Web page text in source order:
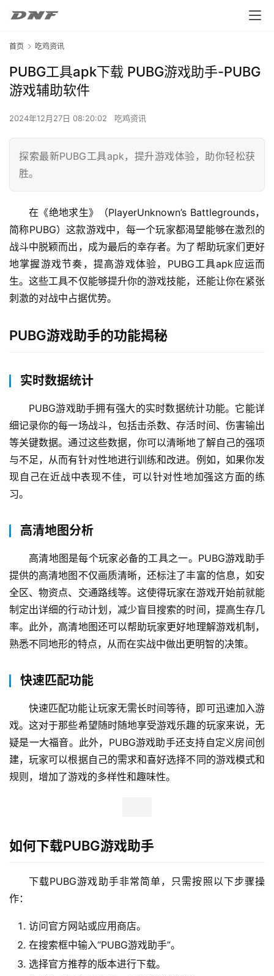
首页 吃鸡资讯
PUBG工具apk下载 PUBG游戏助手-PUBG
游戏辅助软件
2024年12月27日 08:20:02 吃鸡资讯
探索最新PUBG工具apk，提升游戏体验，助你轻松获
胜。
在《绝地求生》（PlayerUnknown’s Battlegrounds，
简称PUBG）这款游戏中，每一个玩家都渴望能够在激烈的
战斗中脱颖而出，成为最后的幸存者。为了帮助玩家们更好
地掌握游戏节奏，提高游戏体验，PUBG工具apk应运而
生。这些工具不仅能够提升你的游戏技能，还能让你在紧张
刺激的对战中占据优势。
PUBG游戏助手的功能揭秘
实时数据统计
PUBG游戏助手拥有强大的实时数据统计功能。它能详
细记录你的每一场战斗，包括击杀数、存活时间、伤害输出
等关键数据。通过这些数据，你可以清晰地了解自己的强项
与不足，从而有针对性地进行训练和改进。例如，如果你发
现自己在近战中表现不佳，可以针对性地加强这方面的练
习。
高清地图分析
高清地图是每个玩家必备的工具之一。PUBG游戏助手
提供的高清地图不仅画质清晰，还标注了丰富的信息，如安
全区、物资点、交通路线等。这使得玩家在游戏开始前就能
制定出详细的行动计划，减少盲目搜索的时间，提高生存几
率。此外，高清地图还可以帮助玩家更好地理解游戏机制，
熟悉不同地形的特点，从而在实战中做出更明智的决策。
快速匹配功能
快速匹配功能让玩家无需长时间等待，即可迅速加入游
戏。这对于那些希望随时随地享受游戏乐趣的玩家来说，无
疑是一大福音。此外，PUBG游戏助手还支持自定义房间创
建，玩家可以根据自己的需求和喜好选择不同的游戏模式和
规则，增加了游戏的多样性和趣味性。
如何下载PUBG游戏助手
下载PUBG游戏助手非常简单，只需按照以下步骤操
作：
访问官方网站或应用商店。
在搜索框中输入“PUBG游戏助手”。
选择官方推荐的版本进行下载。